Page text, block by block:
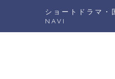
ショートドラマ・
NAVI